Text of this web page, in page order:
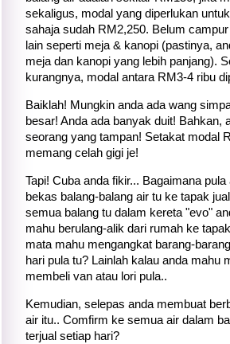
sekaligus, modal yang diperlukan
sahaja sudah RM2,250. Belum
lain seperti meja & kanopi (pastinya,
meja dan kanopi yang lebih panjang).
kurangnya, modal antara RM3-4 ribu
Baiklah! Mungkin anda ada wang
besar! Anda ada banyak duit! Bahkan,
seorang yang tampan! Setakat modal
memang celah gigi je!
Tapi! Cuba anda fikir... Bagaimana
bekas balang-balang air tu ke tapak
semua balang tu dalam kereta "evo"
mahu berulang-alik dari rumah ke
mata mahu mengangkat barang-
hari pula tu? Lainlah kalau anda mahu
membeli van atau lori pula..
Kemudian, selepas anda membuat
air itu.. Comfirm ke semua air dalam
terjual setiap hari?